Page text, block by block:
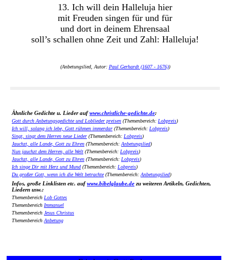
13. Ich will dein Halleluja hier
mit Freuden singen für und für
und dort in deinem Ehrensaal
soll’s schallen ohne Zeit und Zahl: Halleluja!
(Anbetungslied, Autor: Paul Gerhardt (1607 - 1676))
Ähnliche Gedichte u. Lieder aufwww.christliche-gedichte.de:
Gott durch Anbetungsgedichte und Loblieder preisen (Themenbereich: Lobpreis)
Ich will, solang ich lebe, Gott rühmen immerdar (Themenbereich: Lobpreis)
Singt, singt dem Herren neue Lieder (Themenbereich: Lobpreis)
Jauchzt, alle Lande, Gott zu Ehren (Themenbereich:Anbetungslied)
Nun jauchzt dem Herren, alle Welt (Themenbereich: Lobpreis)
Jauchzt, alle Lande, Gott zu Ehren (Themenbereich: Lobpreis)
Ich singe Dir mit Herz und Mund (Themenbereich: Lobpreis)
Du großer Gott, wenn ich die Welt betrachte(Themenbereich:Anbetungslied)
Infos, große Linklisten etc. aufwww.bibelglaube.de zu weiteren Artikeln, Gedichten,
Liedern usw.:
Themenbereich Lob Gottes
Themenbereich Immanuel
Themenbereich Jesus Christus
ThemenbereichAnbetung